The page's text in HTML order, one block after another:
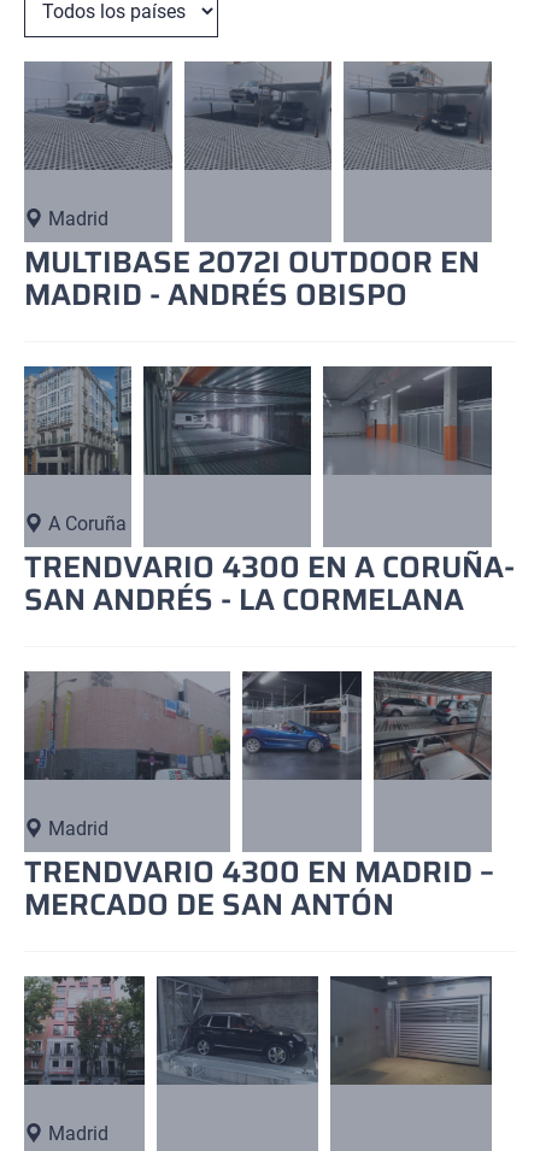
Madrid
MULTIBASE 2072I OUTDOOR EN
MADRID - ANDRÉS OBISPO
A Coruña
TRENDVARIO 4300 EN A CORUÑA-
SAN ANDRÉS - LA CORMELANA
Madrid
TRENDVARIO 4300 EN MADRID –
MERCADO DE SAN ANTÓN
Madrid